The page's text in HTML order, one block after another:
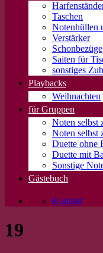
Taschen
Notenhüllen
Verstärker
Schonbezüge
Saiten für
sonstiges
Playbacks
Weihnachten
für Gruppen
Noten selbst
Noten selbst
Duette ohne
Duette mit
Sonstige
Gästebuch
Kontakt
19